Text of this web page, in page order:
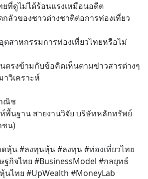
ยที่ดูไม่ได้ร้อนแรงเหมือนอดีต
ลัวของชาวต่างชาติต่อการท่องเที่ยว
ตสาหกรรมการท่องเที่ยวไทยหรือไม่
ตรงข้ามกับข้อคิดเห็นตามข่าวสารต่างๆ
าวิเคราะห์
ณิช
ห์พื้นฐาน สายงานวิจัย บริษัทหลักทรัพย์
ชน)
หุ้น #ลงทุนหุ้น #ลงทุน #ท่องเที่ยวไทย
ฐกิจไทย #BusinessModel #กลยุทธ์
นไทย #UpWealth #MoneyLab